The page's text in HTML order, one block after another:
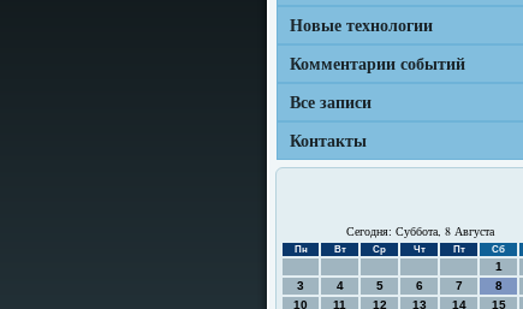
Новые технологии
Комментарии событий
Все записи
Контакты
Сегодня: Суббота, 8 Августа
Пн Вт Ср Чт Пт Сб
1
3
4 5 6 7 8
10
11 12 13 14 15